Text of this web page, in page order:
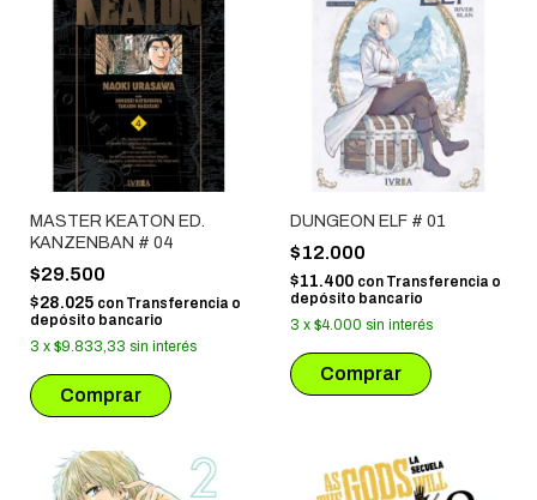
MASTER KEATON ED.
KANZENBAN # 04
$29.500
$28.025 con Transferencia o
depósito bancario
3 x $9.833,33 sin interés
DUNGEON ELF # 01
$12.000
$11.400 con Transferencia o
depósito bancario
3 x $4.000 sin interés